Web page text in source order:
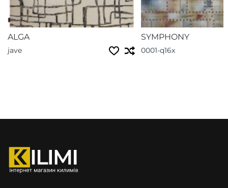
ALGA
jave
SYMPHONY
0001-q16x